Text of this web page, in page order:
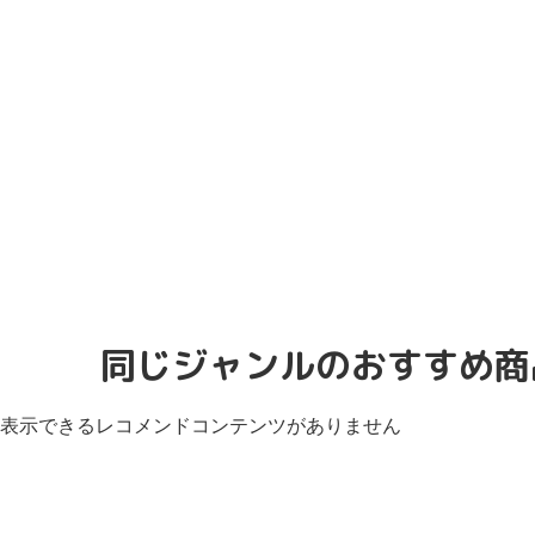
同じジャンルのおすすめ
表示できるレコメンドコンテンツがありません